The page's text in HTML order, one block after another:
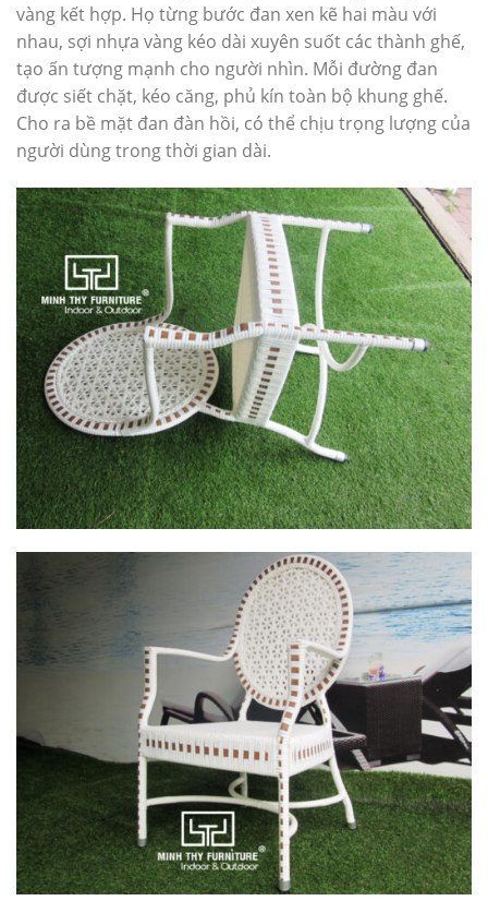
vàng kết hợp. Họ từng bước đan xen kẽ hai màu với
nhau, sợi nhựa vàng kéo dài xuyên suốt các thành ghế,
tạo ấn tượng mạnh cho người nhìn. Mỗi đường đan
được siết chặt, kéo căng, phủ kín toàn bộ khung ghế.
Cho ra bề mặt đan đàn hồi, có thể chịu trọng lượng của
người dùng trong thời gian dài.